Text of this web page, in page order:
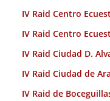
IV Raid Centro
IV Raid Centro
IV Raid Ciudad D.
IV Raid Ciudad de
IV Raid de